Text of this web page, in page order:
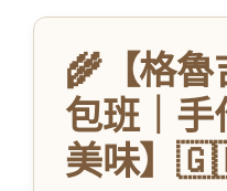
🌾【格
包班｜
美味】